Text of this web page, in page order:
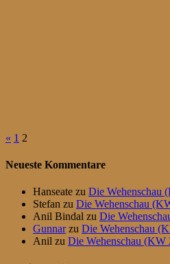
Seitennummerierung
der
« Vorherige
1 2
Neueste Kommentare
Hanseate zu Die Wehenschau
Stefan zu Die Wehenschau
Anil Bindal zu Die
Gunnarzu Die Wehenschau
Anil zu Die Wehenschau (KW